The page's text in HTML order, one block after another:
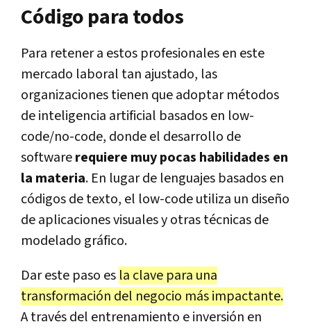
Código para todos
Para retener a estos profesionales en este
mercado laboral tan ajustado, las
organizaciones tienen que adoptar métodos
de inteligencia artificial basados en low-
code/no-code, donde el desarrollo de
softwarerequiere muy pocas habilidades en
la materia. En lugar de lenguajes basados en
códigos de texto, el low-code utiliza un diseño
de aplicaciones visuales y otras técnicas de
modelado gráfico.
Dar este paso es la clave para una
transformación del negocio más impactante.
A través del entrenamiento e inversión en